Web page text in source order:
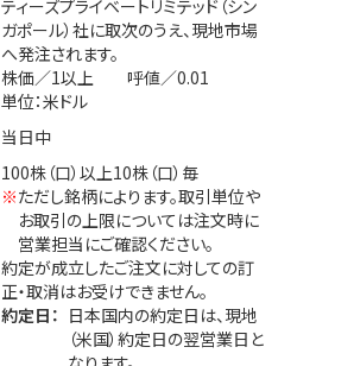
ティーズプライベートリミテッド（シン
ガポール）社に取次のうえ、現地市場
へ発注されます。
株価／1以上 呼値／0.01
単位：米ドル
当日中
100株（口）以上10株（口）毎
※ただし銘柄によります。取引単位や
お取引の上限については注文時に
営業担当にご確認ください。
約定が成立したご注文に対しての訂
正・取消はお受けできません。
約定日： 日本国内の約定日は、現地
（米国）約定日の翌営業日と